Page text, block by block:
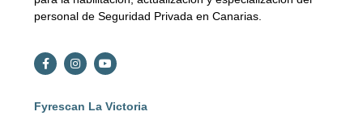
personal de Seguridad Privada en Canarias.
Fyrescan La Victoria